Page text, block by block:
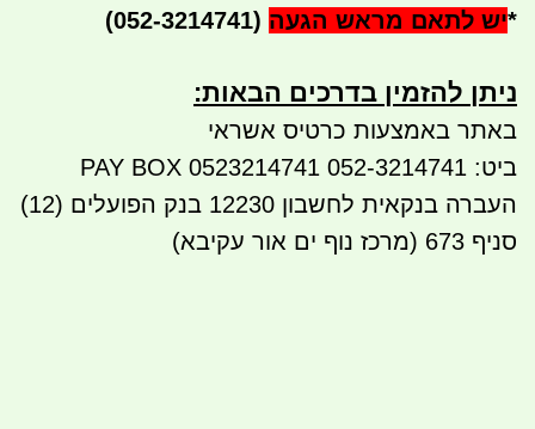
*יש לתאם מראש הגעה (052-3214741)
ניתן להזמין בדרכים הבאות:​​
באתר באמצעות כרטיס אשראי
ביט: 052-3214741 PAY BOX 0523214741
העברה בנקאית לחשבון 12230 בנק הפועלים (12)
סניף 673 (מרכז נוף ים אור עקיבא)